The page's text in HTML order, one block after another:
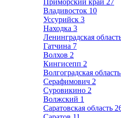
Приморский край 27
Владивосток 10
Уссурийск 3
Находка 3
Ленинградская
Гатчина 7
Волхов 2
Кингисепп 2
Волгоградская область
Серафимович 2
Суровикино 2
Волжский 1
Саратовская область